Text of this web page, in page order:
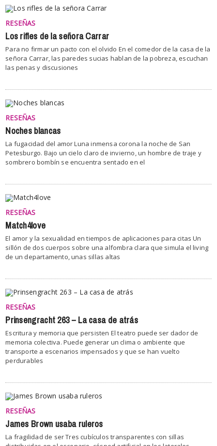
RESEÑAS
Los rifles de la señora Carrar
Para no firmar un pacto con el olvido En el comedor de la casa de la
señora Carrar, las paredes sucias hablan de la pobreza, escuchan
las penas y discusiones
RESEÑAS
Noches blancas
La fugacidad del amor Luna inmensa corona la noche de San
Petesburgo. Bajo un cielo claro de invierno, un hombre de traje y
sombrero bombín se encuentra sentado en el
RESEÑAS
Match4love
El amor y la sexualidad en tiempos de aplicaciones para citas Un
sillón de dos cuerpos sobre una alfombra clara que simula el living
de un departamento, unas sillas altas
RESEÑAS
Prinsengracht 263 – La casa de atrás
Escritura y memoria que persisten El teatro puede ser dador de
memoria colectiva. Puede generar un clima o ambiente que
transporte a escenarios impensados y que se han vuelto
perdurables
RESEÑAS
James Brown usaba ruleros
La fragilidad de ser Tres cubículos transparentes con sillas